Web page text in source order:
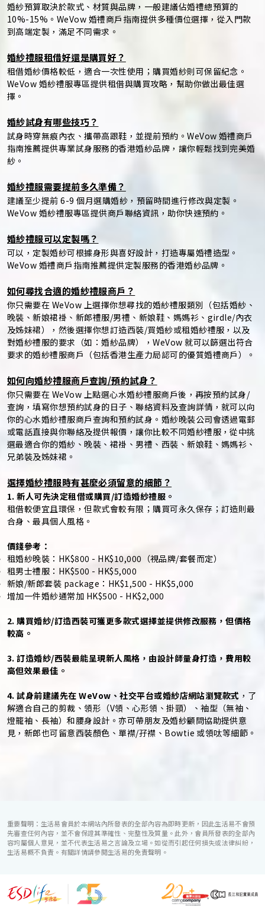
婚紗預算取決於款式、材質與品牌，一般建議佔婚禮總預算的
10%-15%。WeVow 婚禮商戶指南提供多種價位選擇，從入門款
到高端定製，滿足不同需求。
婚紗禮服租借好還是購買好？
租借婚紗價格較低，適合一次性使用；購買婚紗則可保留紀念。
WeVow 婚紗禮服專區提供租借與購買攻略，幫助你做出最佳選
擇。
婚紗試身有哪些技巧？
試身時穿無痕內衣、攜帶高跟鞋，並提前預約。WeVow 婚禮商戶
指南推薦提供專業試身服務的香港婚紗品牌，讓你輕鬆找到完美婚
紗。
婚紗禮服需要提前多久準備？
建議至少提前 6-9 個月選購婚紗，預留時間進行修改與定製。
WeVow 婚紗禮服專區提供商戶聯絡資訊，助你快速預約。
婚紗禮服可以定製嗎？
可以，定製婚紗可根據身形與喜好設計，打造專屬婚禮造型。
WeVow 婚禮商戶指南推薦提供定製服務的香港婚紗品牌。
如何尋找合適的婚紗禮服商戶？
你只需要在 WeVow 上選擇你想尋找的婚紗禮服類別（包括婚紗、
晚裝、新娘裙褂、新郎禮服/男禮、新娘鞋、媽媽衫、girdle/內衣
及姊妹裙），然後選擇你想訂造西裝/買婚紗或租婚紗禮服，以及
對婚紗禮服的要求（如：婚紗品牌），WeVow 就可以篩選出符合
要求的婚紗禮服商戶（包括香港生產力局認可的優質婚禮商戶）。
如何向婚紗禮服商戶查詢/預約試身？
你只需要在 WeVow 上點選心水婚紗禮服商戶後，再按預約試身/
查詢，填寫你想預約試身的日子、聯絡資料及查詢詳情，就可以向
你的心水婚紗禮服商戶查詢和預約試身。婚紗晚裝公司會透過電郵
或電話直接與你聯絡及提供報價，讓你比較不同婚紗禮服，從中挑
選最適合你的婚紗、晚裝、裙褂、男禮、西裝、新娘鞋、媽媽衫、
兄弟裝及姊妹裙。
選擇婚紗禮服時有甚麼必須留意的細節？
1. 新人可先決定租借或購買/訂造婚紗禮服。
租借較便宜且環保，但款式會較有限；購買可永久保存；訂造則最
合身、最具個人風格。
價錢參考：
租婚紗晚裝：HK$800 - HK$10,000（視品牌/套餐而定）
租男士禮服：HK$500 - HK$5,000
新娘/新郎套裝 package：HK$1,500 - HK$5,000
增加一件婚紗通常加 HK$500 - HK$2,000
2. 購買婚紗/訂造西裝可獲更多款式選擇並提供修改服務，但價格
較高。
3. 訂造婚紗/西裝最能呈現新人風格，由設計師量身打造，費用較
高但效果最佳。
4. 試身前建議先在 WeVow、社交平台或婚紗店網站瀏覽款式 ，了
解適合自己的剪裁、領形（V領、心形領、掛頸）、袖型（無袖、
燈籠袖、長袖）和腰身設計。亦可帶朋友及婚紗顧問協助提供意
見，新郎也可留意西裝顏色、單襟/孖襟、Bowtie 或領呔等細節。
重要聲明：生活易會員於本網站內所發表的全部內容為即時更新，因此生活易不會預
先審查任何內容，並不會保證其準確性、完整性及質量。此外，會員所發表的全部內
容均屬個人意見，並不代表生活易之言論及立場。如從而引起任何損失或法律糾紛，
生活易概不負責。有關詳情請參閱生活易的免責聲明。